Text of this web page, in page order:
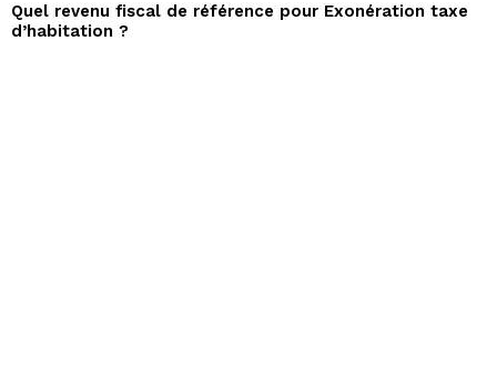
Quel revenu fiscal de référence pour Exonération taxe
d’habitation ?